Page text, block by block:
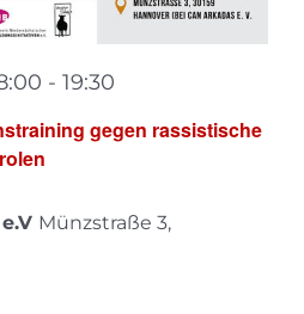
gegen rassistische
- 19:30
Münzstraße 3,